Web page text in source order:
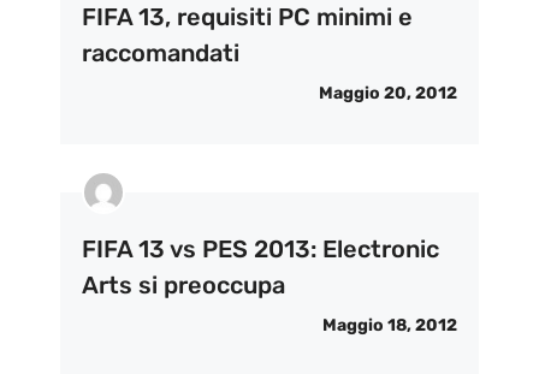
FIFA 13, requisiti PC minimi e
raccomandati
Maggio 20, 2012
FIFA 13 vs PES 2013: Electronic
Arts si preoccupa
Maggio 18, 2012